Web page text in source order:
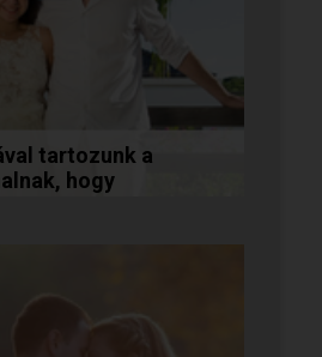
tartozunk a
hogy